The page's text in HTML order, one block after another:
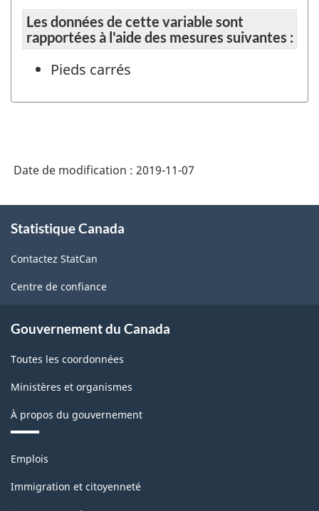
Les données de cette variable sont
rapportées à l'aide des mesures suivantes :
Pieds carrés
Date de modification : 2019-11-07
propos
ce
site
Statistique Canada
Contactez StatCan
Centre de confiance
Gouvernement du Canada
Toutes les coordonnées
Ministères et organismes
À propos du gouvernement
Thèmes
sujets
Emplois
Immigration et citoyenneté